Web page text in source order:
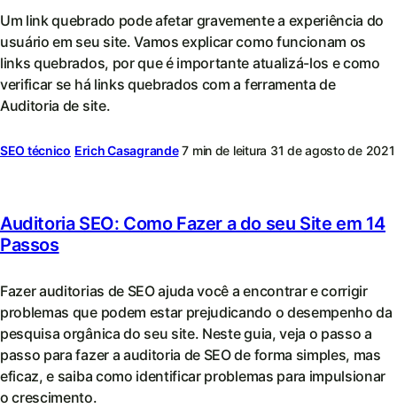
Um link quebrado pode afetar gravemente a experiência do
usuário em seu site. Vamos explicar como funcionam os
links quebrados, por que é importante atualizá-los e como
verificar se há links quebrados com a ferramenta de
Auditoria de site.
SEO técnico Erich Casagrande 7 min de leitura 31 de agosto de 2021
Auditoria SEO: Como Fazer a do seu Site em 14
Passos
Fazer auditorias de SEO ajuda você a encontrar e corrigir
problemas que podem estar prejudicando o desempenho da
pesquisa orgânica do seu site. Neste guia, veja o passo a
passo para fazer a auditoria de SEO de forma simples, mas
eficaz, e saiba como identificar problemas para impulsionar
o crescimento.